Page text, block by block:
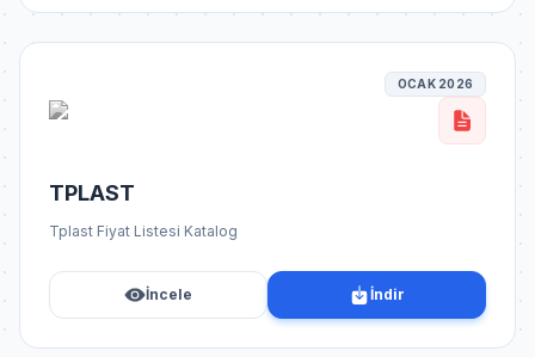
OCAK 2026
TPLAST
Tplast Fiyat Listesi Katalog
İncele İndir